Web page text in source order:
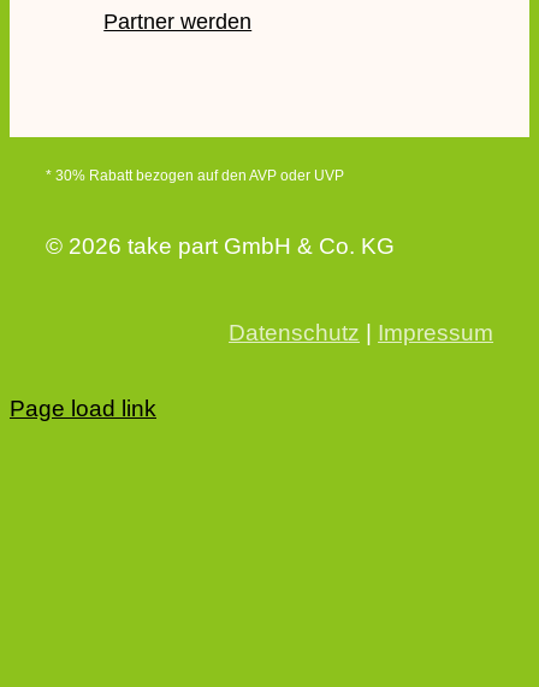
Partner werden
* 30% Rabatt bezogen auf den AVP oder UVP
© 2026 take part GmbH & Co. KG
Datenschutz Impressum
Page load link